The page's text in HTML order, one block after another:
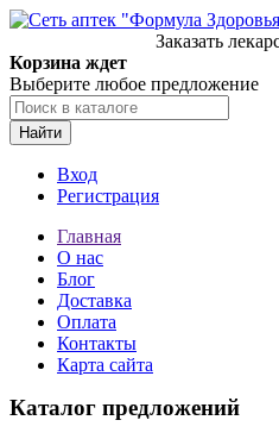
Заказать
Корзина ждет
Выберите любое предложение
Найти
Вход
Регистрация
Главная
О нас
Блог
Доставка
Оплата
Контакты
Карта сайта
Каталог предложений